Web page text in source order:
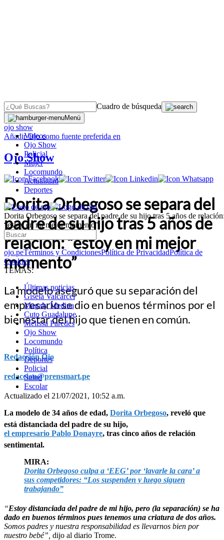
Cuadro de búsqueda
Menú
Videos
Ojo Show
Policial
Mujer
Locomundo
Actualidad
Deportes
Dorita Orbegoso se separa del padre de su hijo tras 5 años de
“estoy en mi mejor momento”
ojo.peTérminos y CondicionesPolítica de PrivacidadPolítica de
Cookies
TEMAS:
Últimas noticias
Gisela Valcarcel
Magaly Medina
Cuto Guadalupe
Melissa Paredes
Ojo Show
Locomundo
Política
Deportes
Policial
Salud
Escolar
OJO
ojo show
AñadirOjocomo fuente preferida en
Ojo Show
Dorita Orbegoso se separa del
padre de su hijo tras 5 años de
relación: “estoy en mi mejor
momento”
La modelo aseguró que su separación del
empresario se dio en buenos términos por el
bienestar del hijo que tienen en común.
Redacción Ojo
redaccion@prensmart.pe
Actualizado el 21/07/2021, 10:52 a.m.
La modelo de 34 años de edad, Dorita Orbegoso, reveló que
está distanciada del padre de su hijo,
el empresario Pablo Donayre, tras cinco años de relación
sentimental.
MIRA:
Dorita Orbegoso culpa a ‘EEG’ por ‘lavarle la cara’ a
sus competidores: “Los suspenden y luego siguen
trabajando”
“Estoy distanciada del padre de mi hijo, pero (la separación) se ha
dado en buenos términos pues tenemos una criatura de dos años.
Somos padres y nuestra responsabilidad es llevarnos bien por
nuestro bebé”, dijo al diario Trome.